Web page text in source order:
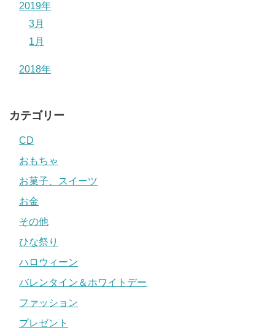
2019年
3月
1月
2018年
カテゴリー
CD
おもちゃ
お菓子、スイーツ
お金
その他
ひな祭り
ハロウィーン
バレンタイン＆ホワイトデー
ファッション
プレゼント